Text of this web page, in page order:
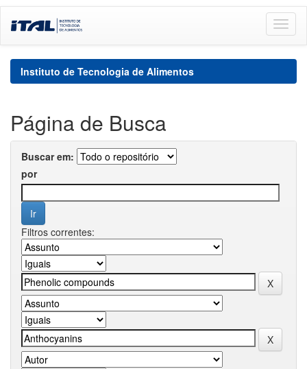
navigation
Instituto de Tecnologia de Alimentos
Página de Busca
Buscar em:
por
Filtros correntes: